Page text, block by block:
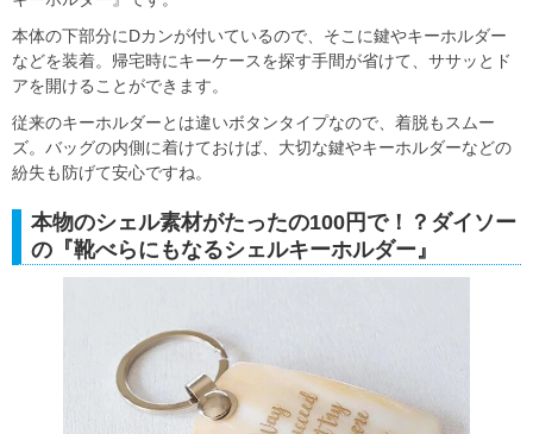
本体の下部分にDカンが付いているので、そこに鍵やキーホルダー
などを装着。帰宅時にキーケースを探す手間が省けて、ササッとド
アを開けることができます。
従来のキーホルダーとは違いボタンタイプなので、着脱もスムー
ズ。バッグの内側に着けておけば、大切な鍵やキーホルダーなどの
紛失も防げて安心ですね。
本物のシェル素材がたったの100円で！？ダイソー
の『靴べらにもなるシェルキーホルダー』